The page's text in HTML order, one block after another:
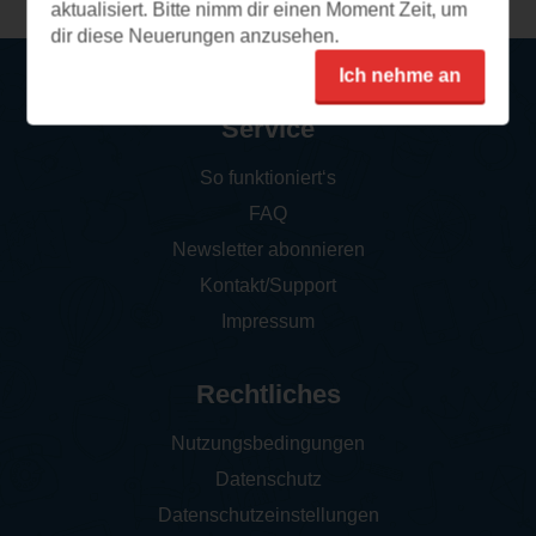
aktualisiert. Bitte nimm dir einen Moment Zeit, um
dir diese Neuerungen anzusehen.
Ich nehme an
Service
So funktioniert‘s
FAQ
Newsletter abonnieren
Kontakt/Support
Impressum
Rechtliches
Nutzungsbedingungen
Datenschutz
Datenschutzeinstellungen